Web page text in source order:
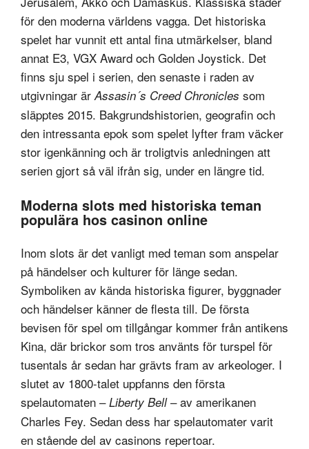
för den moderna världens vagga. Det historiska
spelet har vunnit ett antal fina utmärkelser, bland
annat E3, VGX Award och Golden Joystick. Det
finns sju spel i serien, den senaste i raden av
utgivningar är Assasin´s Creed Chronicles som
släpptes 2015. Bakgrundshistorien, geografin och
den intressanta epok som spelet lyfter fram väcker
stor igenkänning och är troligtvis anledningen att
serien gjort så väl ifrån sig, under en längre tid.
Moderna slots med historiska teman
populära hos casinon online
Inom slots är det vanligt med teman som anspelar
på händelser och kulturer för länge sedan.
Symboliken av kända historiska figurer, byggnader
och händelser känner de flesta till. De första
bevisen för spel om tillgångar kommer från antikens
Kina, där brickor som tros använts för turspel för
tusentals år sedan har grävts fram av arkeologer. I
slutet av 1800-talet uppfanns den första
spelautomaten –Liberty Bell– av amerikanen
Charles Fey. Sedan dess har spelautomater varit
en stående del av casinons repertoar.